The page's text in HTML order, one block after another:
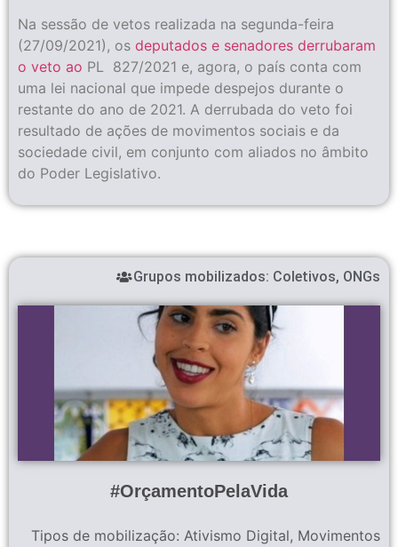
Na sessão de vetos realizada na segunda-feira
(27/09/2021), os deputados e senadores derrubaram
o veto ao PL 827/2021 e, agora, o país conta com
uma lei nacional que impede despejos durante o
restante do ano de 2021. A derrubada do veto foi
resultado de ações de movimentos sociais e da
sociedade civil, em conjunto com aliados no âmbito
do Poder Legislativo.
Grupos mobilizados: Coletivos, ONGs
#OrçamentoPelaVida
Tipos de mobilização: Ativismo Digital, Movimentos